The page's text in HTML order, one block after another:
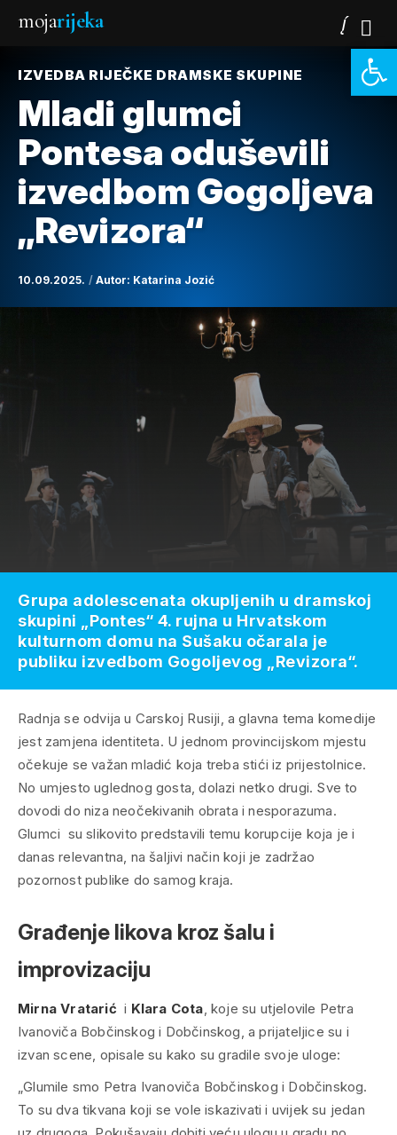
mojarijeka
IZVEDBA RIJEČKE DRAMSKE SKUPINE
Mladi glumci
Pontesa oduševili
izvedbom Gogoljeva
„Revizora“
10.09.2025. Autor: Katarina Jozić
Radnja se odvija u Carskoj Rusiji, a glavna tema komedije
jest zamjena identiteta. U jednom provincijskom mjestu
očekuje se važan mladić koja treba stići iz prijestolnice.
No umjesto uglednog gosta, dolazi netko drugi. Sve to
dovodi do niza neočekivanih obrata i nesporazuma.
Glumci su slikovito predstavili temu korupcije koja je i
danas relevantna, na šaljivi način koji je zadržao
pozornost publike do samog kraja.
Građenje likova kroz šalu i
improvizaciju
Mirna Vratarić i Klara Cota , koje su utjelovile Petra
Ivanoviča Bobčinskog i Dobčinskog, a prijateljice su i
izvan scene, opisale su kako su gradile svoje uloge:
„Glumile smo Petra Ivanoviča Bobčinskog i Dobčinskog.
To su dva tikvana koji se vole iskazivati i uvijek su jedan
Grupa adolescenata okupljenih u dramskoj
skupini „Pontes“ 4. rujna u Hrvatskom
kulturnom domu na Sušaku očarala je
publiku izvedbom Gogoljevog „Revizora“.